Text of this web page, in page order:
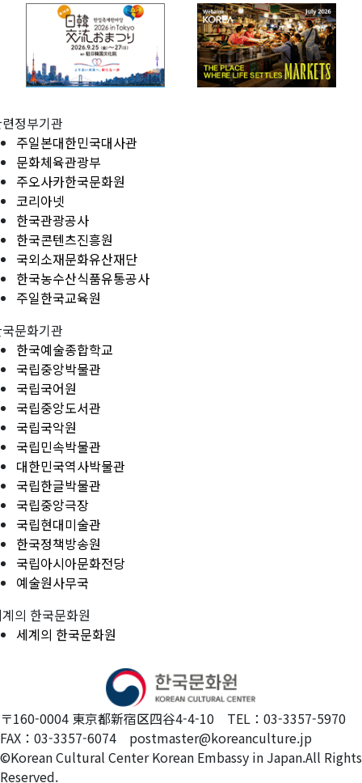
정부기관
주일본대한민국대사관
문화체육관광부
주오사카한국문화원
코리아넷
한국관광공사
한국콘텐츠진흥원
국외소재문화유산재단
한국농수산식품유통공사
주일한국교육원
문화기관
한국예술종합학교
국립중앙박물관
국립국어원
국립중앙도서관
국립국악원
국립민속박물관
대한민국역사박물관
국립한글박물관
국립중앙극장
국립현대미술관
한국정책방송원
국립아시아문화전당
예술원사무국
의 한국문화원
세계의 한국문화원
〒160-0004 東京都新宿区四谷4-4-10 TEL：03-3357-5970
FAX：03-3357-6074 postmaster@koreanculture.jp
©Korean Cultural Center Korean Embassy in Japan.All Rights
Reserved.